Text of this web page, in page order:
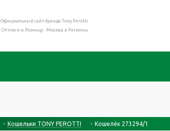
Официальный сайт бренда Tony Perotti.
Оптом и в Розницу - Москва и Регионы
- Кошельки TONY PEROTTI - Кошелёк 273294/1